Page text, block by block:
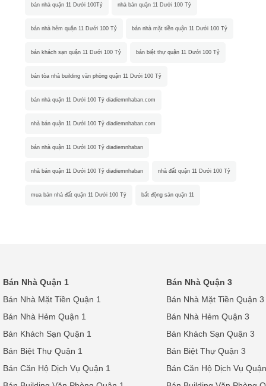
bán nhà quận 11 Dưới 100Tỷ nhà bán quận 11 Dưới 100 Tỷ
bán nhà hẻm quận 11 Dưới 100 Tỷ bán nhà mặt tiền quận 11 Dưới 100 Tỷ
bán khách sạn quận 11 Dưới 100 Tỷ bán biệt thự quận 11 Dưới 100 Tỷ
bán tòa nhà building văn phòng quận 11 Dưới 100 Tỷ
bán nhà quận 11 Dưới 100 Tỷ diadiemnhaban.com
nhà bán quận 11 Dưới 100 Tỷ diadiemnhaban.com
bán nhà quận 11 Dưới 100 Tỷ diadiemnhaban
nhà bán quận 11 Dưới 100 Tỷ diadiemnhaban nhà đất quận 11 Dưới 100 Tỷ
mua bán nhà đất quận 11 Dưới 100 Tỷ bất động sản quận 11
Bán Nhà Quận 1
Bán Nhà Quận 3
Bán Nhà Mặt Tiền Quận 1
Bán Nhà Mặt Tiền Quận 3
Bán Nhà Hẻm Quận 1
Bán Nhà Hẻm Quận 3
Bán Khách Sạn Quận 1
Bán Khách Sạn Quận 3
Bán Biệt Thự Quận 1
Bán Biệt Thự Quận 3
Bán Căn Hộ Dịch Vụ Quận 1
Bán Căn Hộ Dịch Vụ